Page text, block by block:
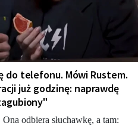
do telefonu. Mówi Rustem.
już godzinę: naprawdę
odbiera słuchawkę, a tam: